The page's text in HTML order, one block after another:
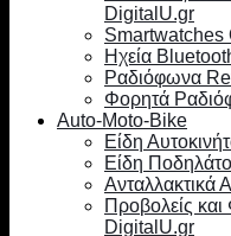
DigitalU.gr
Smartwatches
Ηχεία
Ραδιόφωνα
Φορητά
Auto-Moto-Bike
Είδη
Είδη
Ανταλλακτικά
Προβολείς
DigitalU.gr